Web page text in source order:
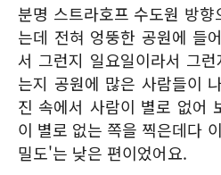
분명 스트라호프 수도원 방
는데 전혀 엉뚱한 공원에 들
서 그런지 일요일이라서 그
는지 공원에 많은 사람들이
진 속에서 사람이 별로 없어
이 별로 없는 쪽을 찍은데다
밀도'는 낮은 편이었어요.